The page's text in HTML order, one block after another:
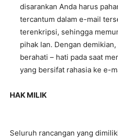
disarankan Anda harus
tercantum dalam e-mail
terenkripsi, sehingga
pihak lan. Dengan
berahati – hati pada saat
yang bersifat rahasia ke e-
HAK MILIK
Seluruh rancangan yang